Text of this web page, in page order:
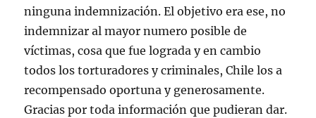
ninguna indemnización. El objetivo era ese, no
indemnizar al mayor numero posible de
víctimas, cosa que fue lograda y en cambio
todos los torturadores y criminales, Chile los a
recompensado oportuna y generosamente.
Gracias por toda información que pudieran dar.